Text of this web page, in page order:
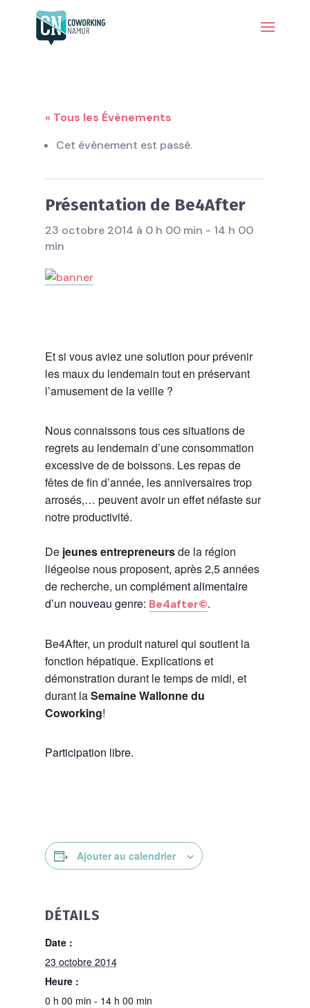
« Tous les Évènements
Cet évènement est passé.
Présentation de Be4After
23 octobre 2014 à 0 h 00 min - 14 h 00
min
Et si vous aviez une solution pour prévenir
les maux du lendemain tout en préservant
l’amusement de laveille ?
Nous connaissons tous ces situations de
regrets au lendemain d’une consommation
excessive dede boissons. Les repas de
fêtes de fin d’année, les anniversaires trop
arrosés,… peuventavoir un effet néfaste sur
notre productivité.
Dejeunes entrepreneursde la région
liégeoise nous proposent, après 2,5 années
de recherche, un complément alimentaire
d’un nouveau genre: Be4after©.
Be4After, un produit naturel qui soutient la
fonction hépatique. Explications et
démonstration durant le temps de midi, et
durant laSemaine Wallonne du
Coworking!
Participation libre.
Ajouter au calendrier
DÉTAILS
Date :
23 octobre 2014
Heure :
0 h 00 min - 14 h 00 min